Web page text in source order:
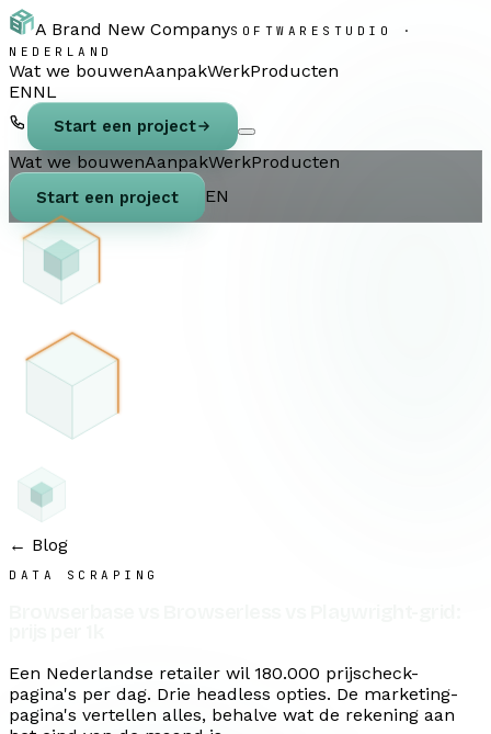
A Brand New CompanySOFTWARESTUDIO ·
NEDERLAND
Wat we bouwenAanpakWerkProducten
ENNL
Start een project
Wat we bouwenAanpakWerkProducten
Start een project EN
← Blog
DATA SCRAPING
Een Nederlandse retailer wil 180.000 prijscheck-
pagina's per dag. Drie headless opties. De marketing-
pagina's vertellen alles, behalve wat de rekening aan